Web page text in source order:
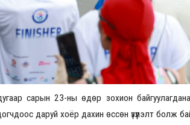
сарын 23-ны өдөр зохион
даруй хоёр дахин өссөн үзүүлэлт болж
Үзвэрийн хувиарууд